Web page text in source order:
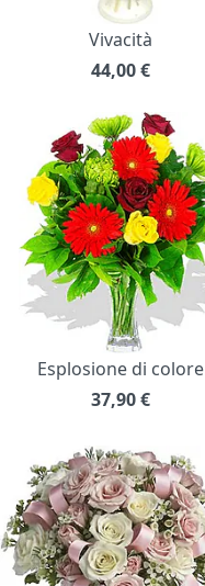
Vivacità
44,00€
Esplosione di colore
37,90€